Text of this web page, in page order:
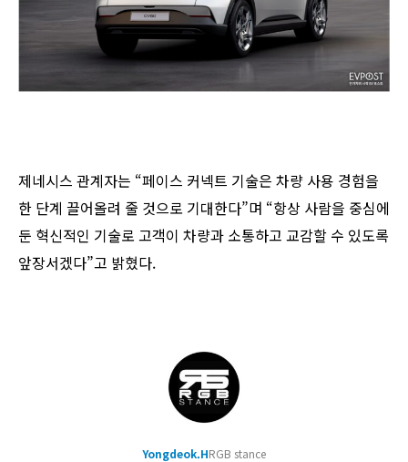
제네시스 관계자는 “페이스 커넥트 기술은 차량 사용 경험을
한 단계 끌어올려 줄 것으로 기대한다”며 “항상 사람을 중심에
둔 혁신적인 기술로 고객이 차량과 소통하고 교감할 수 있도록
앞장서겠다”고 밝혔다.
Yongdeok.HRGB stance